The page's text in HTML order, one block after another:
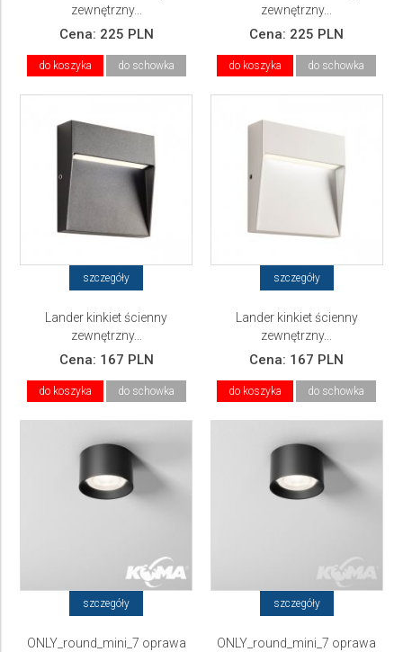
zewnętrzny...
Cena: 225 PLN
do koszyka do schowka
zewnętrzny...
Cena: 225 PLN
do koszyka do schowka
szczegóły
Lander kinkiet ścienny
zewnętrzny...
Cena: 167 PLN
do koszyka do schowka
szczegóły
Lander kinkiet ścienny
zewnętrzny...
Cena: 167 PLN
do koszyka do schowka
szczegóły
ONLY_round_mini_7 oprawa
szczegóły
ONLY_round_mini_7 oprawa